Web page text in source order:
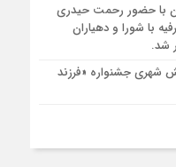
آقای شهید ایران – مشهد
– مشهد
ثورهالعشرین نجف
با حضور رحمت حیدری
با شورا و دهیاران
شد.
شهری جشنواره «فرزند